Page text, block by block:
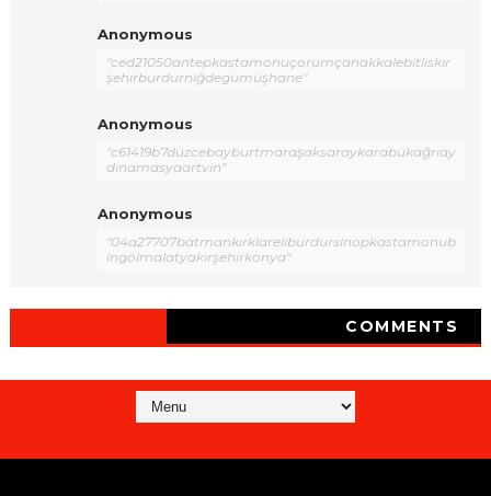
Anonymous
"ced21050antepkastamonuçorumçanakkalebitliskır
şehirburdurniğdegümüşhane"
Anonymous
"c61419b7düzcebayburtmaraşaksaraykarabükağrıay
dınamasyaartvin"
Anonymous
"04a27707batmankırklareliburdursinopkastamonub
ingölmalatyakırşehirkonya"
COMMENTS